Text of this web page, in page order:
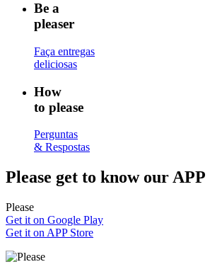
Be a
pleaser
Faça entregas
deliciosas
How
to please
Perguntas
& Respostas
Please get to know our APP
Please
Get it on Google Play
Get it on APP Store